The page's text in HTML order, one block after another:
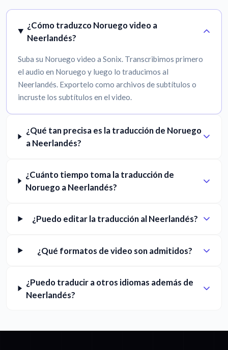
¿Cómo traduzco Noruego video a
Neerlandés?
Suba su Noruego video a Sonix. Transcribimos primero
el audio en Noruego y luego lo traducimos al
Neerlandés. Exportelo como archivos de subtítulos o
incruste los subtítulos en el video.
¿Qué tan precisa es la traducción de Noruego
a Neerlandés?
¿Cuánto tiempo toma la traducción de
Noruego a Neerlandés?
¿Puedo editar la traducción al Neerlandés?
¿Qué formatos de video son admitidos?
¿Puedo traducir a otros idiomas además de
Neerlandés?